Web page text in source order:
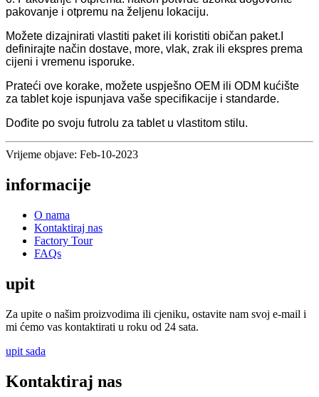
pakovanje i otpremu na željenu lokaciju.
Možete dizajnirati vlastiti paket ili koristiti običan paket.I
definirajte način dostave, more, vlak, zrak ili ekspres prema
cijeni i vremenu isporuke.
Prateći ove korake, možete uspješno OEM ili ODM kućište
za tablet koje ispunjava vaše specifikacije i standarde.
Dođite po svoju futrolu za tablet u vlastitom stilu.
Vrijeme objave: Feb-10-2023
informacije
O nama
Kontaktiraj nas
Factory Tour
FAQs
upit
Za upite o našim proizvodima ili cjeniku, ostavite nam svoj e-mail i
mi ćemo vas kontaktirati u roku od 24 sata.
upit sada
Kontaktiraj nas